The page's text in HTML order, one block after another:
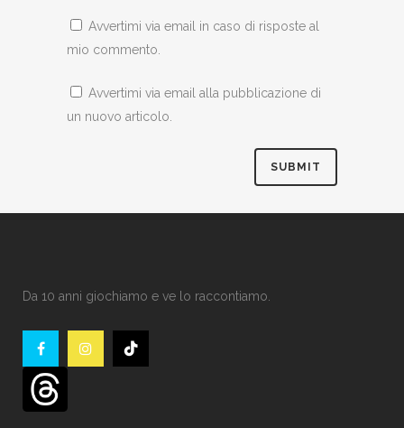
Avvertimi via email in caso di risposte al
mio commento.
Avvertimi via email alla pubblicazione di
un nuovo articolo.
Da 10 anni giochiamo e ve lo raccontiamo.